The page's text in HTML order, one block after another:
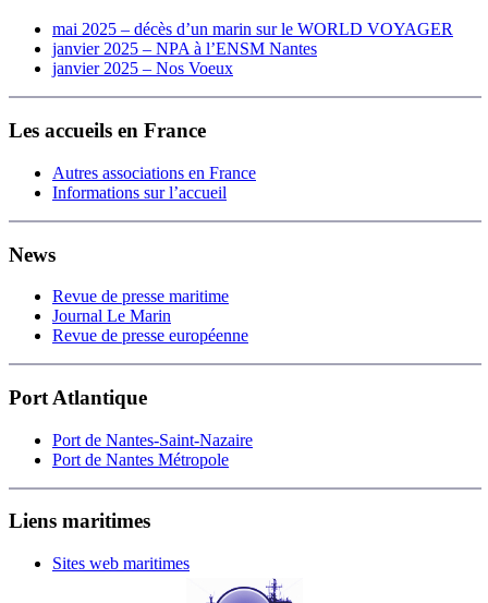
mai 2025 – décès d’un marin sur le WORLD VOYAGER
janvier 2025 – NPA à l’ENSM Nantes
janvier 2025 – Nos Voeux
Les accueils en France
Autres associations en France
Informations sur l’accueil
News
Revue de presse maritime
Journal Le Marin
Revue de presse européenne
Port Atlantique
Port de Nantes-Saint-Nazaire
Port de Nantes Métropole
Liens maritimes
Sites web maritimes